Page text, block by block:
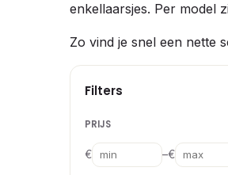
enkellaarsjes. Per model
Zo vind je snel een nette
Filters
PRIJS
€ –€